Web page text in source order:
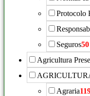
Protocolo
Seguros50
Agricultura
Agraria